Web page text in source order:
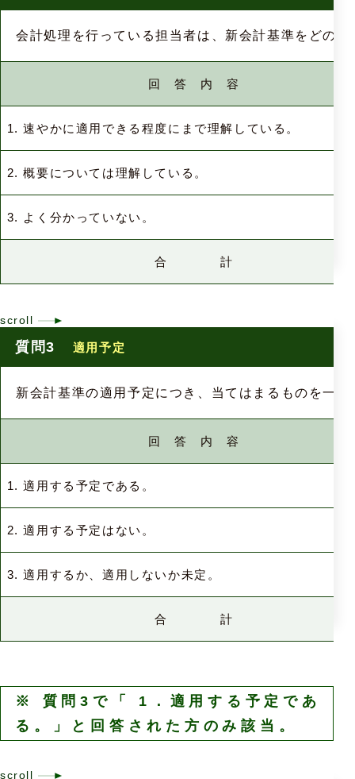
会計処理を行っている担当者は、新会計基準をどの
回 答 内 容
1. 速やかに適用できる程度にまで理解している。
2. 概要については理解している。
3. よく分かっていない。
合 計
質問3 適用予定
新会計基準の適用予定につき、当てはまるものを一
回 答 内 容
1. 適用する予定である。
2. 適用する予定はない。
3. 適用するか、適用しないか未定。
合 計
※ 質問3で「 1．適用する予定であ
る。」と回答された方のみ該当。